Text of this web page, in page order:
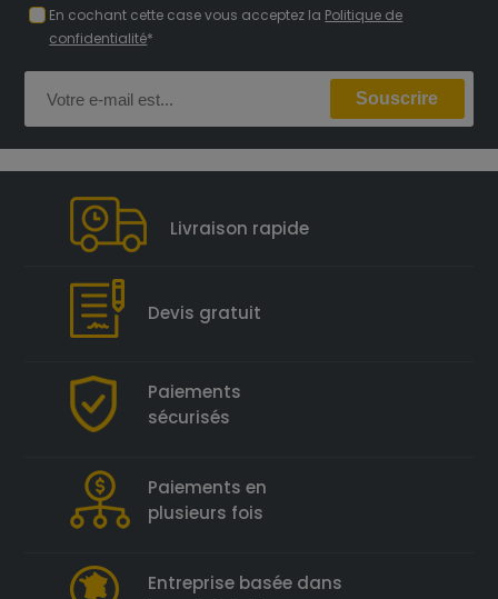
En cochant cette case vous acceptez la Politique de
confidentialité*
Livraison rapide
Devis gratuit
Paiements
sécurisés
Paiements en
plusieurs fois
Entreprise basée dans